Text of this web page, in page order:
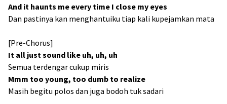
And it haunts me every time I close my eyes
Dan pastinya kan menghantuiku tiap kali kupejamkan mata
[Pre-Chorus]
It all just sound like uh, uh, uh
Semua terdengar cukup miris
Mmm too young, too dumb to realize
Masih begitu polos dan juga bodoh tuk sadari